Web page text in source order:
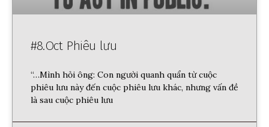
#8.Oct Phiêu lưu
“…Mình hỏi ông: Con người quanh quẩn từ cuộc
phiêu lưu này đến cuộc phiêu lưu khác, nhưng vấn đề
là sau cuộc phiêu lưu